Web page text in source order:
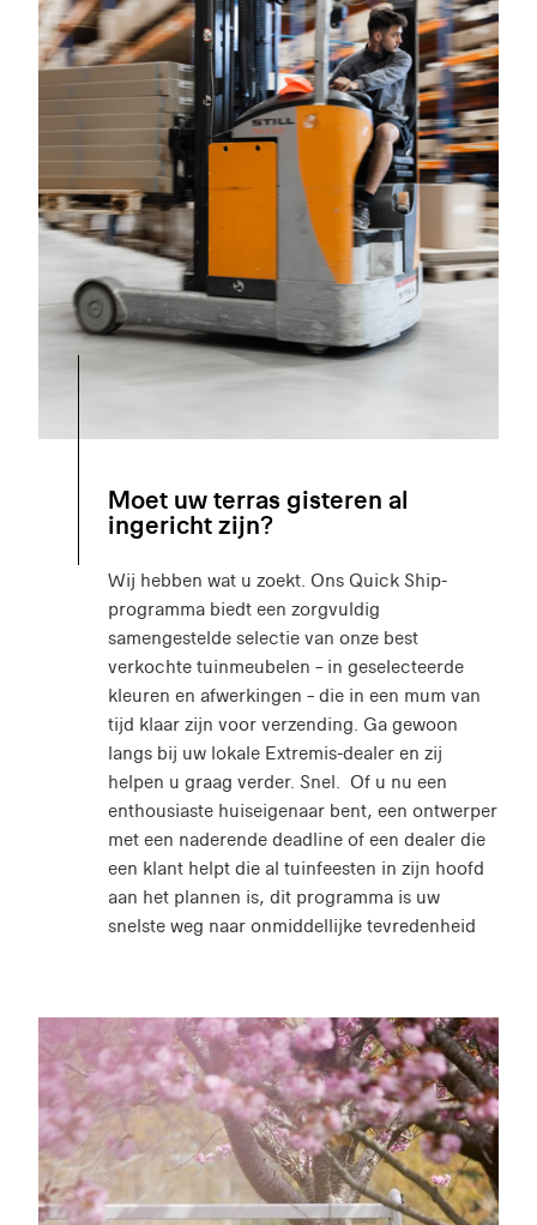
Moet uw terras gisteren al
ingericht zijn?
Wij hebben wat u zoekt. Ons Quick Ship-
programma biedt een zorgvuldig
samengestelde selectie van onze best
verkochte tuinmeubelen – in geselecteerde
kleuren en afwerkingen – die in een mum van
tijd klaar zijn voor verzending. Ga gewoon
langs bij uw lokale Extremis-dealer en zij
helpen u graag verder. Snel. Of u nu een
enthousiaste huiseigenaar bent, een ontwerper
met een naderende deadline of een dealer die
een klant helpt die al tuinfeesten in zijn hoofd
aan het plannen is, dit programma is uw
snelste weg naar onmiddellijke tevredenheid